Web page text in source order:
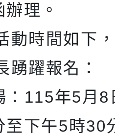
理。
動時間如下
踴躍報名：
：115年5月
至下午5時30